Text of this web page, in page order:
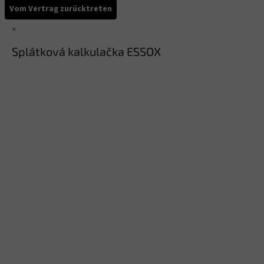
Vom Vertrag zurücktreten
×
Splátková kalkulačka ESSOX